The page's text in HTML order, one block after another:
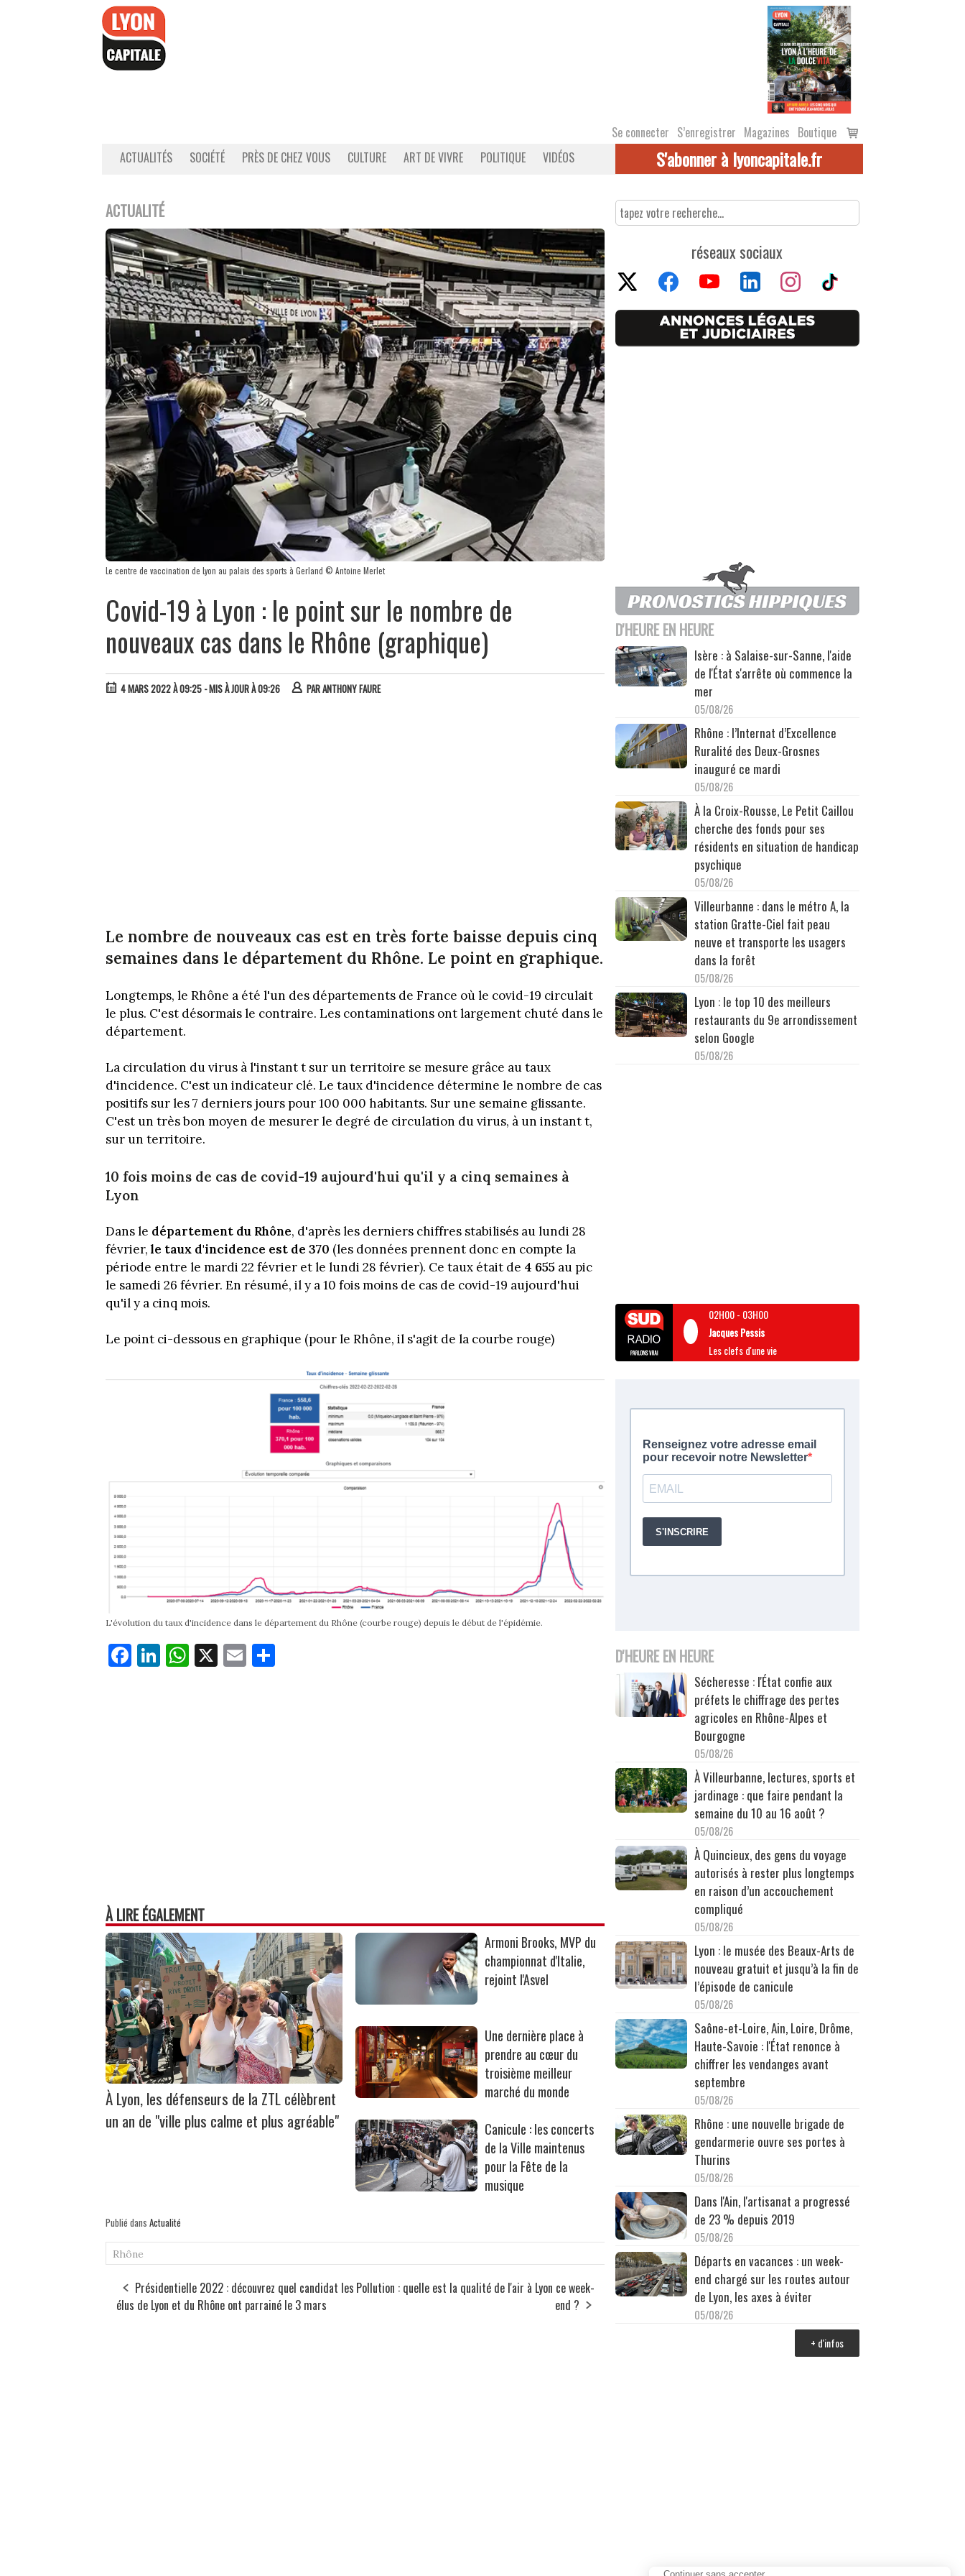
Se connecter S’enregistrer Magazines Boutique
Voir
le
ACTUALITÉS SOCIÉTÉ PRÈS DE CHEZ VOUS CULTURE ART DE VIVRE POLITIQUE VIDÉOS S'abonner à lyoncapitale.fr
ACTUALITÉ
Le centre de vaccination de Lyon au palais des sports à Gerland © Antoine Merlet
Covid-19 à Lyon : le point sur le nombre de
nouveaux cas dans le Rhône (graphique)
4 MARS 2022 À 09:25 - MIS À JOUR À 09:26 PARANTHONY FAURE
Le nombre de nouveaux cas est en très forte baisse depuis cinq
semaines dans le département du Rhône. Le point en graphique.
Longtemps, le Rhône a été l'un des départements de France où le covid-19 circulait
le plus. C'est désormais le contraire. Les contaminations ont largement chuté dans le
département.
La circulation du virus à l'instant t sur un territoire se mesure grâce au taux
d'incidence. C'est un indicateur clé. Le taux d'incidence détermine le nombre de cas
positifs sur les 7 derniers jours pour 100 000 habitants. Sur une semaine glissante.
C'est un très bon moyen de mesurer le degré de circulation du virus, à un instant t,
sur un territoire.
10 fois moins de cas de covid-19 aujourd'hui qu'il y a cinq semaines à
Lyon
Dans le département du Rhône, d'après les derniers chiffres stabilisés au lundi 28
février,le taux d'incidence est de 370 (les données prennent donc en compte la
période entre le mardi 22 février et le lundi 28 février). Ce taux était de 4 655 au pic
le samedi 26 février. En résumé, il y a 10 fois moins de cas de covid-19 aujourd'hui
qu'il y a cinq mois.
Le point ci-dessous en graphique (pour le Rhône, il s'agit de la courbe rouge)
L'évolution du taux d'incidence dans le département du Rhône (courbe rouge) depuis le début de l'épidémie.
Fa
ce
Li
nk
W
ha
X E
m
À LIRE ÉGALEMENT
À Lyon, les défenseurs de la ZTL célèbrent
un an de "ville plus calme et plus agréable"
Armoni Brooks, MVP du
championnat d'Italie,
rejoint l'Asvel
Une dernière place à
prendre au cœur du
troisième meilleur
marché du monde
Canicule : les concerts
de la Ville maintenus
pour la Fête de la
musique
Publié dans Actualité
Rhône
Présidentielle 2022 : découvrez quel candidat les
élus de Lyon et du Rhône ont parrainé le 3 mars
Pollution : quelle est la qualité de l'air à Lyon ce week-
end ?
réseaux sociaux
D'HEURE EN HEURE
Isère : à Salaise-sur-Sanne, l'aide
de l'État s'arrête où commence la
mer
05/08/26
Rhône : l’Internat d’Excellence
Ruralité des Deux-Grosnes
inauguré ce mardi
05/08/26
À la Croix-Rousse, Le Petit Caillou
cherche des fonds pour ses
résidents en situation de handicap
psychique
05/08/26
Villeurbanne : dans le métro A, la
station Gratte-Ciel fait peau
neuve et transporte les usagers
dans la forêt
05/08/26
Lyon : le top 10 des meilleurs
restaurants du 9e arrondissement
selon Google
05/08/26
02H00- 03H00
Jacques Pessis
Les clefs d'une vie
D'HEURE EN HEURE
Sécheresse : l'État confie aux
préfets le chiffrage des pertes
agricoles en Rhône-Alpes et
Bourgogne
05/08/26
À Villeurbanne, lectures, sports et
jardinage : que faire pendant la
semaine du 10 au 16 août ?
05/08/26
À Quincieux, des gens du voyage
autorisés à rester plus longtemps
en raison d’un accouchement
compliqué
05/08/26
Lyon : le musée des Beaux-Arts de
nouveau gratuit et jusqu’à la fin de
l’épisode de canicule
05/08/26
Saône-et-Loire, Ain, Loire, Drôme,
Haute-Savoie : l'État renonce à
chiffrer les vendanges avant
septembre
05/08/26
Rhône : une nouvelle brigade de
gendarmerie ouvre ses portes à
Thurins
05/08/26
Dans l'Ain, l'artisanat a progressé
de 23 % depuis 2019
05/08/26
Départs en vacances : un week-
end chargé sur les routes autour
de Lyon, les axes à éviter
05/08/26
+ d'infos